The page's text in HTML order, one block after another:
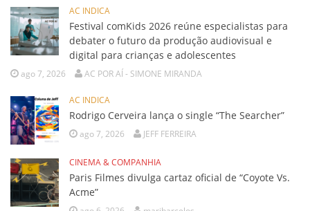
AC INDICA
Festival comKids 2026 reúne especialistas para
debater o futuro da produção audiovisual e
digital para crianças e adolescentes
ago 7, 2026 AC POR AÍ - SIMONE MIRANDA
AC INDICA
Rodrigo Cerveira lança o single “The Searcher”
ago 7, 2026 JEFF FERREIRA
CINEMA & COMPANHIA
Paris Filmes divulga cartaz oficial de “Coyote Vs.
Acme”